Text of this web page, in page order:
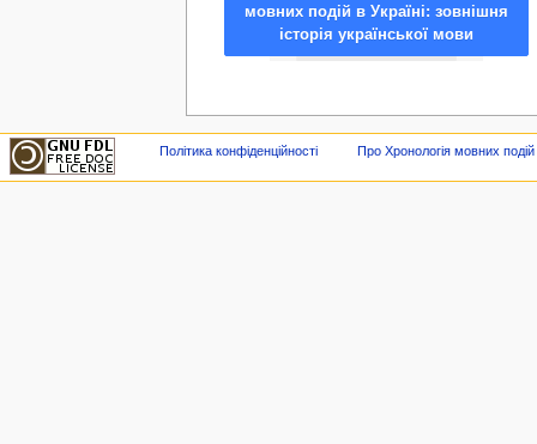
мовних подій в Україні: зовнішня
історія української мови
Політика конфіденційності Про Хронологія мовних подій